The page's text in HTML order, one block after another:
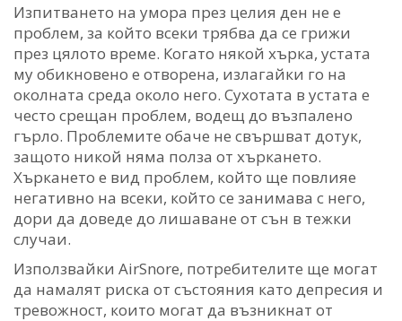
Изпитването на умора през целия ден не е
проблем, за който всеки трябва да се грижи
през цялото време. Когато някой хърка, устата
му обикновено е отворена, излагайки го на
околната среда около него. Сухотата в устата е
често срещан проблем, водещ до възпалено
гърло. Проблемите обаче не свършват дотук,
защото никой няма полза от хъркането.
Хъркането е вид проблем, който ще повлияе
негативно на всеки, който се занимава с него,
дори да доведе до лишаване от сън в тежки
случаи.
Използвайки AirSnore, потребителите ще могат
да намалят риска от състояния като депресия и
тревожност, които могат да възникнат от